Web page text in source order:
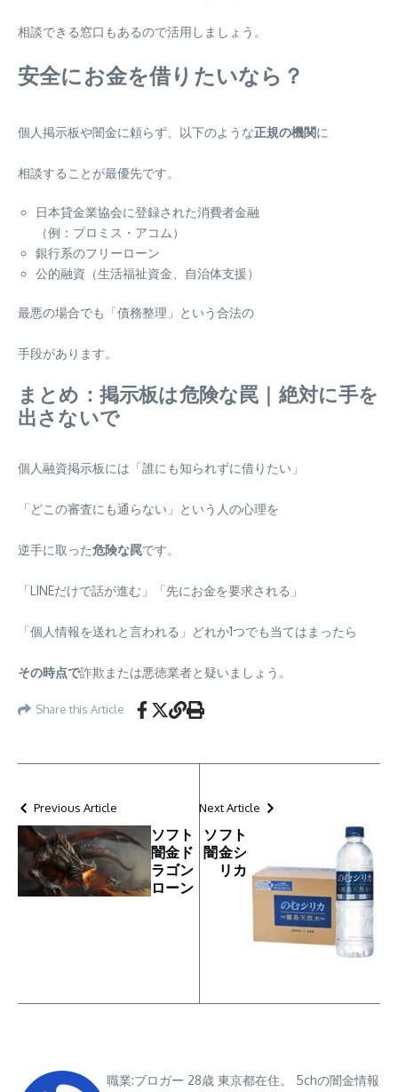
相談できる窓口もあるので活用しましょう。
安全にお金を借りたいなら？
個人掲示板や闇金に頼らず、以下のような正規の機関に
相談することが最優先です。
日本貸金業協会に登録された消費者金融
（例：プロミス・アコム）
銀行系のフリーローン
公的融資（生活福祉資金、自治体支援）
最悪の場合でも「債務整理」という合法の
手段があります。
まとめ：掲示板は危険な罠｜絶対に手を
出さないで
個人融資掲示板には「誰にも知られずに借りたい」
「どこの審査にも通らない」という人の心理を
逆手に取った危険な罠です。
「LINEだけで話が進む」「先にお金を要求される」
「個人情報を送れと言われる」どれか1つでも当てはまったら
その時点で詐欺または悪徳業者と疑いましょう。
Share this Article
Previous Article
ソフト
闇金ド
ラゴン
ローン
Next Article
ソフト
闇金シ
リカ
職業:ブロガー 28歳 東京都在住。 5chの闇金情報